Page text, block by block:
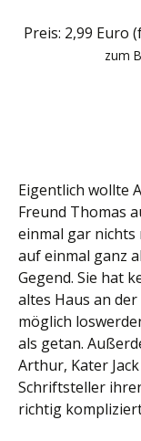
Preis: 2,99 Euro
zum
Eigentlich wollte
Freund Thomas
einmal gar nichts
auf einmal ganz
Gegend. Sie hat
altes Haus an der
möglich
als getan.
Arthur, Kater
Schriftsteller
richtig